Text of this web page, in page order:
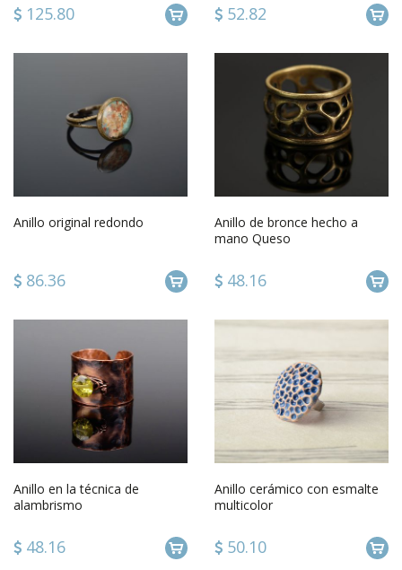
125.80 52.82
Anillo original redondo
86.36
Anillo de bronce hecho a
mano Queso
48.16
Anillo en la técnica de
alambrismo
48.16
Anillo cerámico con esmalte
multicolor
50.10